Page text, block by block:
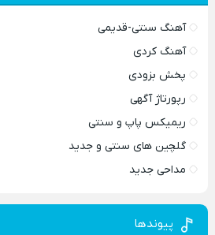
آهنگ سنتی-قدیمی
آهنگ کردی
پخش بزودی
رپورتاژ آگهی
ریمیکس پاپ و سنتی
گلچین های سنتی و جدید
مداحی جدید
پیوندها